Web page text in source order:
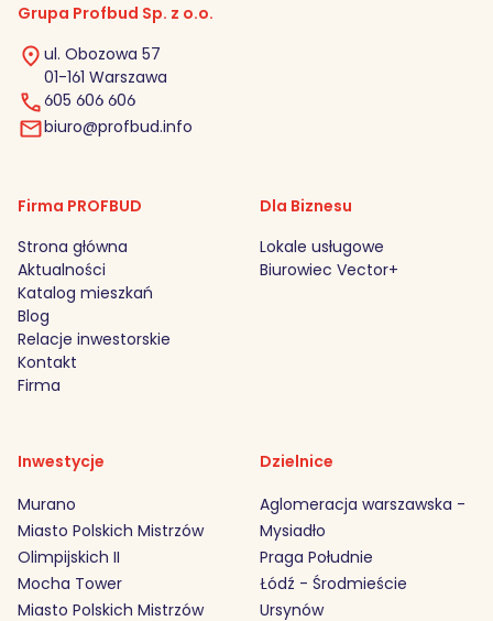
Grupa Profbud Sp. z o.o.
ul. Obozowa 57
01-161 Warszawa
605 606 606
biuro@profbud.info
Firma PROFBUD
Strona główna
Aktualności
Katalog mieszkań
Blog
Relacje inwestorskie
Kontakt
Firma
Dla Biznesu
Lokale usługowe
Biurowiec Vector+
Inwestycje
Murano
Miasto Polskich Mistrzów
Olimpijskich II
Mocha Tower
Miasto Polskich Mistrzów
Dzielnice
Aglomeracja warszawska -
Mysiadło
Praga Południe
Łódź - Środmieście
Ursynów